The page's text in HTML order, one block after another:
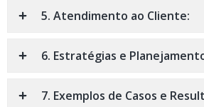
5. Atendimento ao Cliente:
6. Estratégias e
7. Exemplos de Casos e